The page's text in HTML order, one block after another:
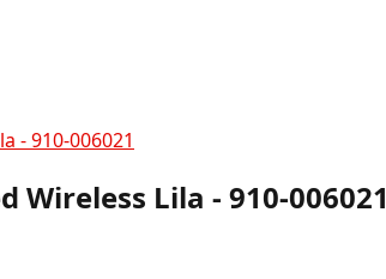
- 910-006021
Wireless Lila - 910-006021